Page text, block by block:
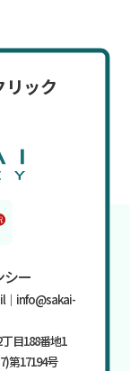
ック
ー
｜info@sakai-
目188番地1
第17194号